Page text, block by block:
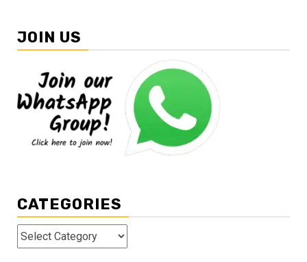
JOIN US
CATEGORIES
Categories